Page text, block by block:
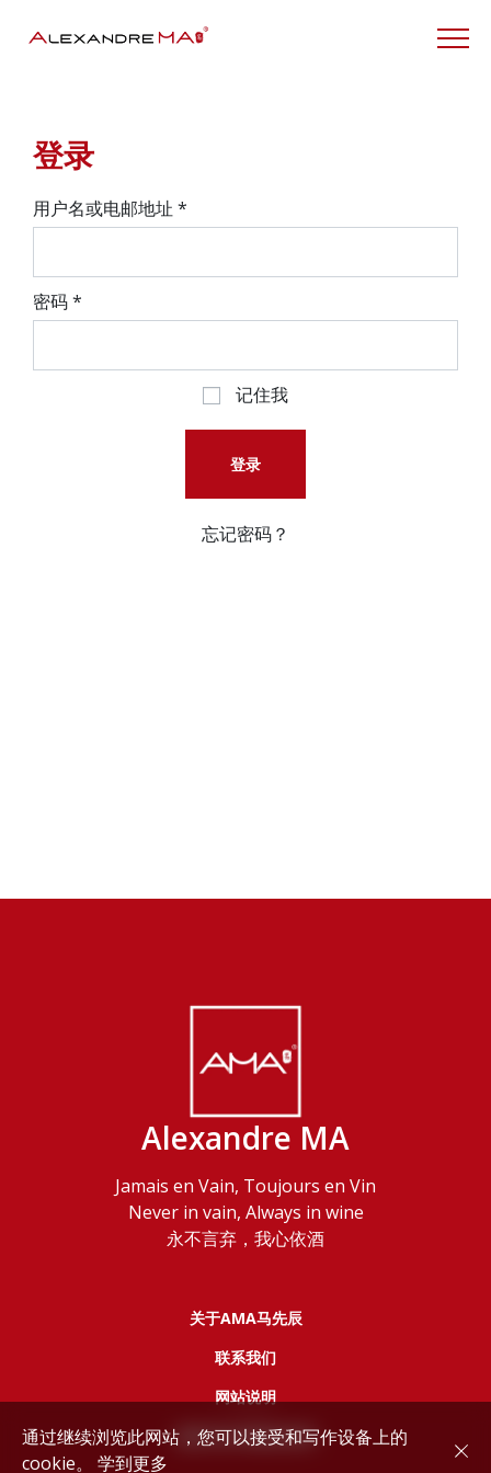
My Account – CN
登录
用户名或电邮地址 *
密码*
记住我
登录
忘记密码？
Alexandre MA
Jamais en Vain, Toujours en Vin
Never in vain, Always in wine
永不言弃，我心依酒
关于AMA马先辰
联系我们
网站说明
服务协议和隐私政策
通过继续浏览此网站，您可以接受和写作设备上的
cookie。 学到更多